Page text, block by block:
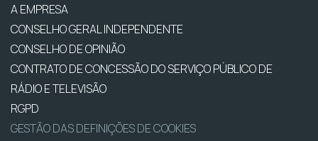
A EMPRESA
CONSELHO GERAL INDEPENDENTE
CONSELHO DE OPINIÃO
CONTRATO DE CONCESSÃO DO SERVIÇO PÚBLICO DE
RÁDIO E TELEVISÃO
RGPD
GESTÃO DAS DEFINIÇÕES DE COOKIES